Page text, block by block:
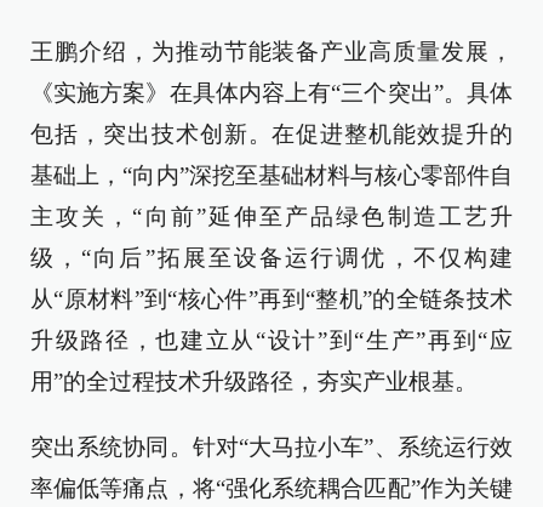
王鹏介绍，为推动节能装备产业高质量发展，
《实施方案》在具体内容上有“三个突出”。具体
包括，突出技术创新。在促进整机能效提升的
基础上，“向内”深挖至基础材料与核心零部件自
主攻关，“向前”延伸至产品绿色制造工艺升
级，“向后”拓展至设备运行调优，不仅构建
从“原材料”到“核心件”再到“整机”的全链条技术
升级路径，也建立从“设计”到“生产”再到“应
用”的全过程技术升级路径，夯实产业根基。
突出系统协同。针对“大马拉小车”、系统运行效
率偏低等痛点，将“强化系统耦合匹配”作为关键